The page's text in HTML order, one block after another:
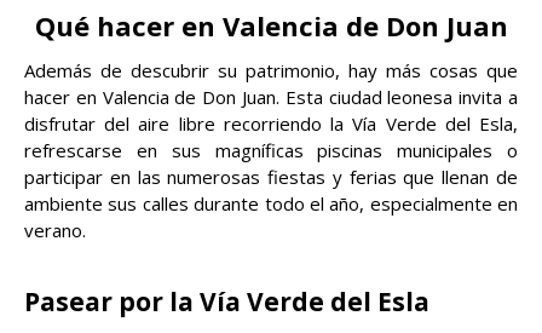
Qué hacer en Valencia de Don Juan
Además de descubrir su patrimonio, hay más cosas que
hacer en Valencia de Don Juan. Esta ciudad leonesa invita a
disfrutar del aire libre recorriendo la Vía Verde del Esla,
refrescarse en sus magníficas piscinas municipales o
participar en las numerosas fiestas y ferias que llenan de
ambiente sus calles durante todo el año, especialmente en
verano.
Pasear por la Vía Verde del Esla